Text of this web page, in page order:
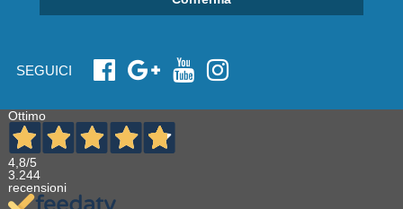
SEGUICI
Ottimo
4,8/5
3.244
recensioni